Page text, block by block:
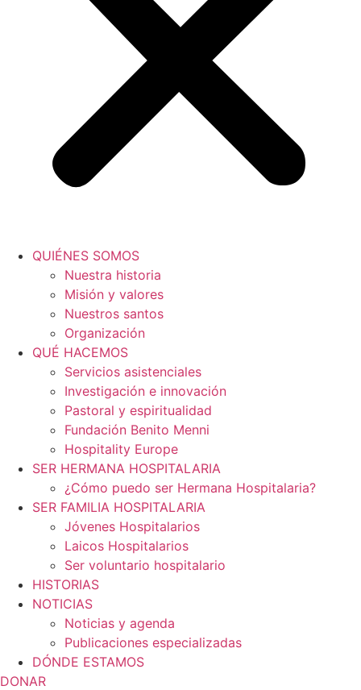
QUIÉNES SOMOS
Nuestra historia
Misión y valores
Nuestros santos
Organización
QUÉ HACEMOS
Servicios asistenciales
Investigación e innovación
Pastoral y espiritualidad
Fundación Benito Menni
Hospitality Europe
SER HERMANA HOSPITALARIA
¿Cómo puedo ser Hermana Hospitalaria?
SER FAMILIA HOSPITALARIA
Jóvenes Hospitalarios
Laicos Hospitalarios
Ser voluntario hospitalario
HISTORIAS
NOTICIAS
Noticias y agenda
Publicaciones especializadas
DÓNDE ESTAMOS
DONAR